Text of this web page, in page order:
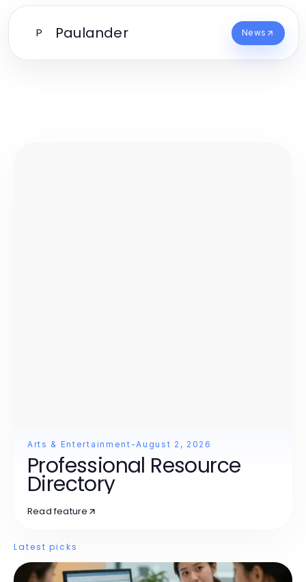
P Paulander News
Arts & Entertainment -August 2, 2026
Professional Resource
Directory
Read feature
Latest picks